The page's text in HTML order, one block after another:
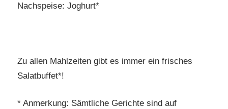
Nachspeise: Joghurt*
Zu allen Mahlzeiten gibt es immer ein frisches
Salatbuffet*!
* Anmerkung: Sämtliche Gerichte sind auf